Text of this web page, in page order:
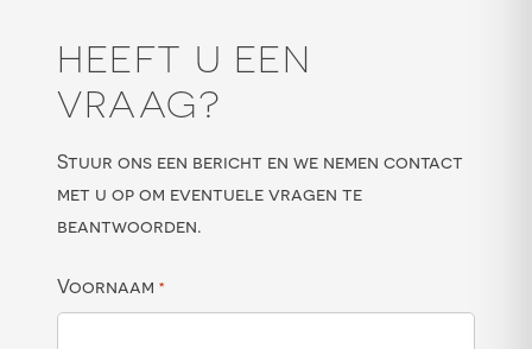
HEEFT U EEN
VRAAG?
Stuur ons een bericht en we nemen contact
met u op om eventuele vragen te
beantwoorden.
Voornaam *